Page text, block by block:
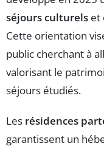
séjours culturels et
Cette orientation
public cherchant à
valorisant le
séjours étudiés.
Les résidences
garantissent un